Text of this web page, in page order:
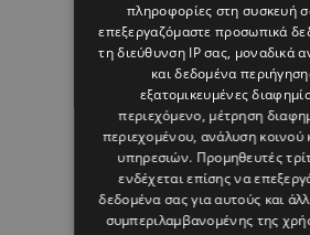
πληροφορίες στη συσκευή
επεξεργαζόμαστε προσωπικά
τη διεύθυνση IP σας, μοναδικά
και δεδομένα
εξατομικευμένες
περιεχόμενο, μέτρηση
περιεχομένου, ανάλυση κοινού
υπηρεσιών. Προμηθευτές
ενδέχεται επίσης να
δεδομένα σας για αυτούς και
συμπεριλαμβανομένης της